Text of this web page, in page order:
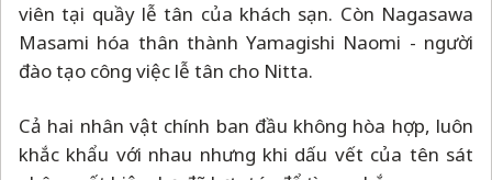
viên tại quầy lễ tân của khách sạn. Còn Nagasawa
Masami hóa thân thành Yamagishi Naomi - người
đào tạo công việc lễ tân cho Nitta.
Cả hai nhân vật chính ban đầu không hòa hợp, luôn
khắc khẩu với nhau nhưng khi dấu vết của tên sát